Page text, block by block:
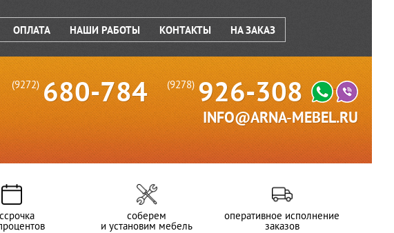
ОПЛАТА НАШИ РАБОТЫ КОНТАКТЫ НА ЗАКАЗ
(9272) 680-784 (9278) 926-308
INFO@ARNA-MEBEL.RU
соберем
и установим мебель
оперативное исполнение
заказов